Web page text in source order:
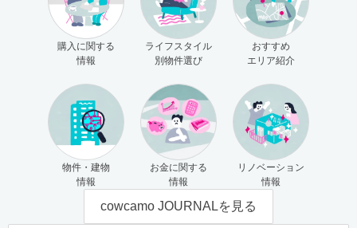
購入に関する
情報
ライフスタイル
別物件選び
おすすめ
エリア紹介
物件・建物
情報
お金に関する
情報
リノベーション
情報
cowcamo JOURNALを見る